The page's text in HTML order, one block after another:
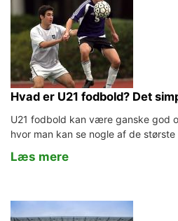
Hvad er U21 fodbold? Det
U21 fodbold kan være ganske god
hvor man kan se nogle af de
Læs mere